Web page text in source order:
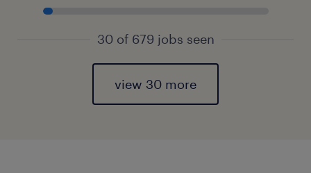
30 of 679 jobs seen
view 30 more